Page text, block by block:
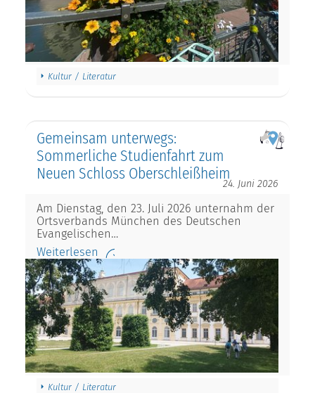
Kultur / Literatur
Gemeinsam unterwegs:
Sommerliche Studienfahrt zum
Neuen Schloss Oberschleißheim
24. Juni 2026
Am Dienstag, den 23. Juli 2026 unternahm der
Ortsverbands München des Deutschen
Evangelischen…
Weiterlesen
Kultur / Literatur